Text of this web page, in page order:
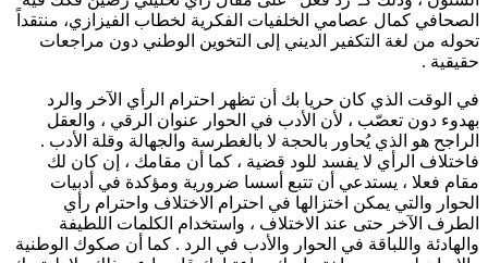
الصحافي كمال عصامي الخلفيات الفكرية لخطاب الفيزازي، منتقداً
تحوله من لغة التكفير الديني إلى التخوين الوطني دون مراجعات
حقيقية .
في الوقت الذي كان حريا بك أن تظهر احترام الرأي الآخر والرد
بهدوء دون تعصّب ، لأن الأدب في الحوار عنوان الرقي ، والعقل
الراجح هو الذي يُحاور بالحجة لا بالغطرسة والجهالة وقلة الأدب .
فاختلاف الرأي لا يفسد للود قضية ، كما أن مقامك ، إن كان لك
مقام فعلا ، يستدعي أن تتبع أسسا ضرورية ومؤكدة في أدبيات
الحوار والتي يمكن اختزالها في احترام الاختلاف واحترام رأي
الطرف الآخر حتى عند الاختلاف ، واستخدام الكلمات اللطيفة
والهادئة واللباقة في الحوار والأدب في الرد . كما أن صكوك الوطنية